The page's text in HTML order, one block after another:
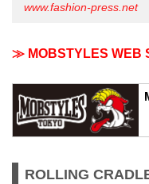
www.fashion-press.net
≫ MOBSTYLES WEB
ROLLING